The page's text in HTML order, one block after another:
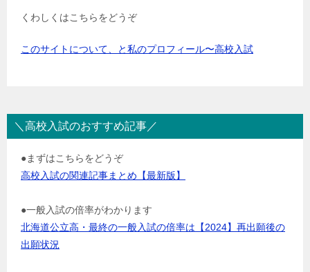
くわしくはこちらをどうぞ
このサイトについて、と私のプロフィール〜高校入試
＼高校入試のおすすめ記事／
●まずはこちらをどうぞ
高校入試の関連記事まとめ【最新版】
●一般入試の倍率がわかります
北海道公立高・最終の一般入試の倍率は【2024】再出願後の
出願状況